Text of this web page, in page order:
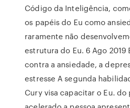
Código da Inteligência,
os papéis do Eu como
raramente não
estrutura do Eu. 6 Ago 2019
contra a ansiedade, a
estresse A segunda
Cury visa capacitar o Eu. do